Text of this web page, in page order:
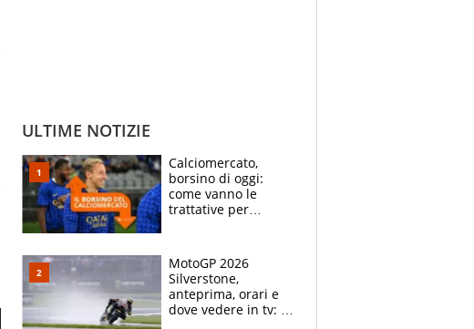
ULTIME NOTIZIE
Calciomercato,
borsino di oggi:
come vanno le
trattative per
e Nusa
MotoGP 2026
Silverstone,
anteprima, orari e
dove vedere in tv: il